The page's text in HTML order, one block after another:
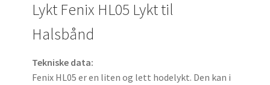
Lykt Fenix HL05 Lykt til
Halsbånd
Tekniske data:
Fenix HL05 er en liten og lett hodelykt. Den kan i